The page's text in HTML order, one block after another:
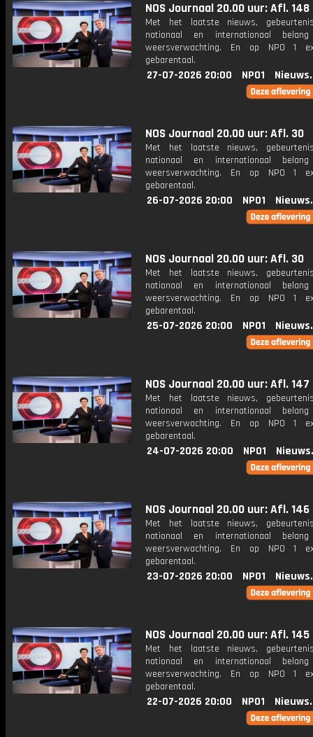
NOS Journaal 20.00 uur: Afl. 148
Met het laatste nieuws,
nationaal en internationaal
weersverwachting. En op NPO 1
gebarentaal.
27-07-2026 20:00 NPO1
NOS Journaal 20.00 uur: Afl. 30
Met het laatste nieuws,
nationaal en internationaal
weersverwachting. En op NPO 1
gebarentaal.
26-07-2026 20:00 NPO1
NOS Journaal 20.00 uur: Afl. 30
Met het laatste nieuws,
nationaal en internationaal
weersverwachting. En op NPO 1
gebarentaal.
25-07-2026 20:00 NPO1
NOS Journaal 20.00 uur: Afl. 147
Met het laatste nieuws,
nationaal en internationaal
weersverwachting. En op NPO 1
gebarentaal.
24-07-2026 20:00 NPO1
NOS Journaal 20.00 uur: Afl. 146
Met het laatste nieuws,
nationaal en internationaal
weersverwachting. En op NPO 1
gebarentaal.
23-07-2026 20:00 NPO1
NOS Journaal 20.00 uur: Afl. 145
Met het laatste nieuws,
nationaal en internationaal
weersverwachting. En op NPO 1
gebarentaal.
22-07-2026 20:00 NPO1